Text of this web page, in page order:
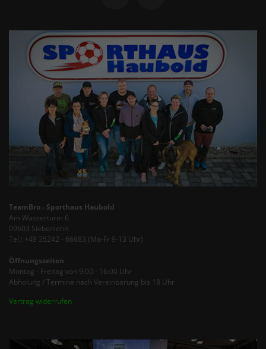
TeamBro - Sporthaus Haubold
Am Wasserturm 6
09603 Siebenlehn
Tel.: +49 35242 - 66683 (Mo-Fr 9-13 Uhr)
Öffnungszeiten
Montag - Freitag von 9:00 - 16:00 Uhr
Abholung / Termine nach Vereinbarung bis 18 Uhr
Vertrag widerrufen